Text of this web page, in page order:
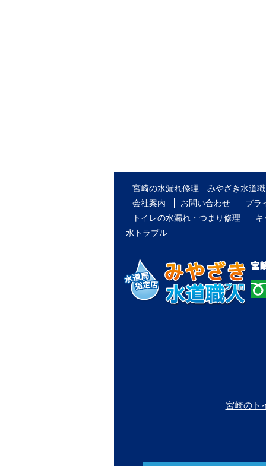
宮崎の水漏れ修理 みやざき水道職
会社案内
お問い合わせ プラ
トイレの水漏れ・つまり修理
キ
水トラブル
宮崎のト